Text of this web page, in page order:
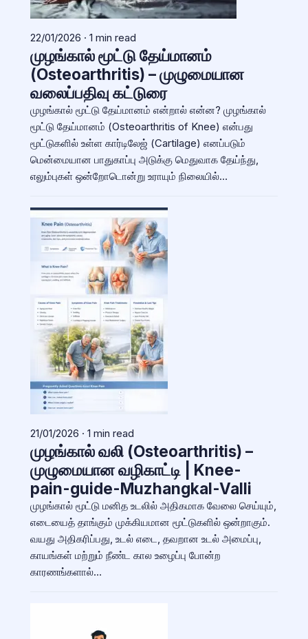
22/01/2026 · 1 min read
முழங்கால் மூட்டு தேய்மானம்
(Osteoarthritis) – முழுமையான
வலைப்பதிவு கட்டுரை
முழங்கால் மூட்டு தேய்மானம் என்றால் என்ன? முழங்கால்
மூட்டு தேய்மானம் (Osteoarthritis of Knee) என்பது
மூட்டுகளில் உள்ள கார்டிலேஜ் (Cartilage) எனப்படும்
மென்மையான பாதுகாப்பு அடுக்கு மெதுவாக தேய்ந்து,
எலும்புகள் ஒன்றோடொன்று உராயும் நிலையில்…
21/01/2026 · 1 min read
முழங்கால் வலி (Osteoarthritis) –
முழுமையான வழிகாட்டி | Knee-
pain-guide-Muzhangkal-Valli
முழங்கால் மூட்டு மனித உடலில் அதிகமாக வேலை செய்யும்,
எடையைத் தாங்கும் முக்கியமான மூட்டுகளில் ஒன்றாகும்.
வயது அதிகரிப்பது, உடல் எடை, தவறான உடல் அமைப்பு,
காயங்கள் மற்றும் நீண்ட கால உழைப்பு போன்ற
காரணங்களால்…